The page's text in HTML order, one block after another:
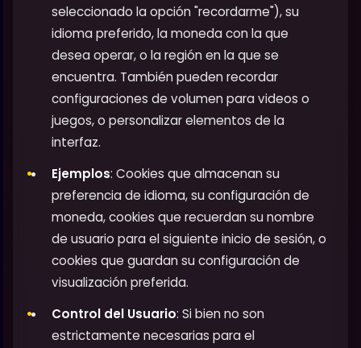
seleccionado la opción "recordarme"), su
idioma preferido, la moneda con la que
desea operar, o la región en la que se
encuentra. También pueden recordar
configuraciones de volumen para videos o
juegos, o personalizar elementos de la
interfaz.
Ejemplos: Cookies que almacenan su
preferencia de idioma, su configuración de
moneda, cookies que recuerdan su nombre
de usuario para el siguiente inicio de sesión, o
cookies que guardan su configuración de
visualización preferida.
Control del Usuario: Si bien no son
estrictamente necesarias para el